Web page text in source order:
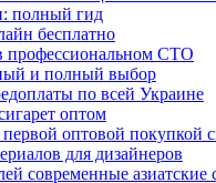
полный гид
бесплатно
профессиональном СТО
и полный выбор
по всей Украине
оптом
оптовой покупкой
для дизайнеров
современные азиатские